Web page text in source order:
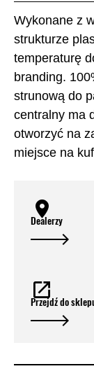
Wykonane z
strukturze
temperaturę
branding.
strunową do
centralny ma
otworzyć na
miejsce na
Dealerzy
Przejdź do